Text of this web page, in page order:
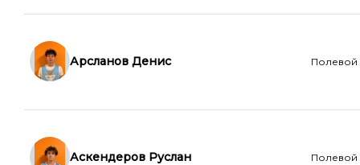
Арсланов Денис Полевой
Аскендеров Руслан Полевой